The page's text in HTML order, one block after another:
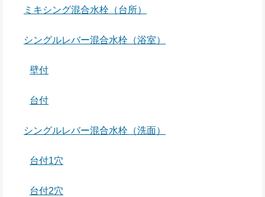
ミキシング混合水栓（台所）
シングルレバー混合水栓（浴室）
壁付
台付
シングルレバー混合水栓（洗面）
台付1穴
台付2穴